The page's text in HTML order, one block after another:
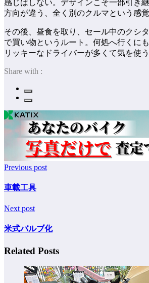
感じはしない。デザインこそ一部引き
方向が違う、全く別のクルマという感覚
その後、昼食を取り、セール中のクシ
で買い物というルート。何処へ行くに
リッキーなドライバーが多くて気を使
Share with :
Previous post
車載工具
Next post
米式バルブ化
Related Posts